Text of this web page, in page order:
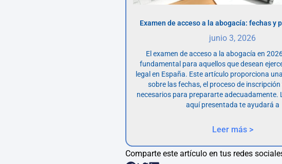
Examen de acceso a la abogacía: fechas y
junio 3, 2026
El examen de acceso a la abogacía en
fundamental para aquellos que desean
legal en España. Este artículo proporciona
sobre las fechas, el proceso de
necesarios para prepararte adecuadamente.
aquí presentada te ayudará a
Leer más >
Comparte este artículo en tus redes